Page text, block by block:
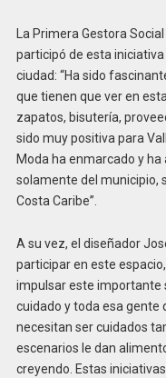
La Primera Gestora
participó de esta
ciudad: “Ha sido
que tienen que ver en
zapatos, bisutería,
sido muy positiva para
Moda ha enmarcado y
solamente del municipio,
Costa Caribe”.
A su vez, el diseñador
participar en este
impulsar este importante
cuidado y toda esa gente
necesitan ser cuidados
escenarios le dan
creyendo. Estas